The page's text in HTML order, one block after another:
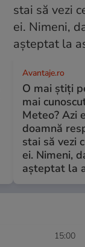
Avantaje.ro
O mai știți
mai
Meteo? Azi
doamnă
stai să vezi
ei. Nimeni,
așteptat la
15:00